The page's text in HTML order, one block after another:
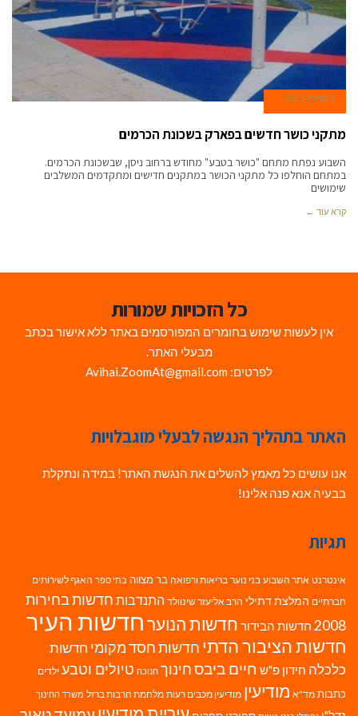
1 במרץ 2023
מתקני כושר חדשים בפארק בשכונת הכרמים
השבוע נפתח מתחם "כושר בטבע" מחודש ברחוב ניסן, שבשכונת הכרמים.
במתחם הוחלפו כל מתקני הכושר במתקנים חדישים ומתקדמים המשלבים
שימושים
קרא עוד ←
כל הזכויות שמורות
אין לעשות שימוש בחומרים המפורסמים באתר ללא אישור בכתב
מבעלי האתר.
לפרטים: Avihai.ZoomAt@gmail.com
האתר בתהליך הנגשה לבעלי מוגבלויות
אנו עושים כל מאמץ להשלים את הנגשת האתר! במידה ונתקלת
בבעיה אנא פנה אלינו!
תגיות
אינטרנט אתר השבוע בני נוער בריאות ורפואה בר מצווה בתי ספר האגף לשירותים
חברתיים המלצת דתילי הרב אליעזר שינוולד התנדבות חדשות בחירות
2008 חדשות הבידור חדשות הנוערחדשות העיר
חדשות הציבור הדתי חדשות חסד מקומי חדשות
כלכלה חידון פ"ש חיים ביבסחינוך חנוכה טיולים וטבע ילדים
כתבות מד"א מודיעין מודיעין מכבים רעות מלחמת חרבות ברזל משרד החינוך